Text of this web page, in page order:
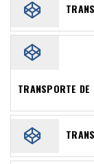
TRANSPORTE